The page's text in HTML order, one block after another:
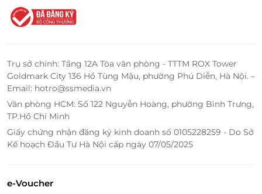
Đặt ngay voucher LifeLink - Trải nghiệm
trọn vẹn
Hãy sở hữu voucher vui chơi giải trí Đồi Rồng từ
Rừng Ngập Mặn - Công Viên Ánh Sáng. Đây là cơ hội
Trụ sở chính: Tầng 12A Tòa văn phòng - TTTM ROX Tower
Goldmark City 136 Hồ Tùng Mậu, phường Phú Diễn, Hà Nội. –
Email: hotro@ssmedia.vn
Văn phòng HCM: Số 122 Nguyễn Hoàng, phường Bình Trưng,
TP.Hồ Chí Minh
Giấy chứng nhận đăng ký kinh doanh số 0105228259 - Do Sở
Kế hoạch Đầu Tư Hà Nội cấp ngày 07/05/2025
e-Voucher